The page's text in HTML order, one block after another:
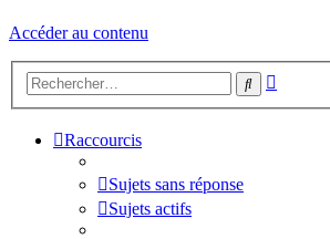
Accéder au contenu
Rechercher
Raccourcis
Sujets sans réponse
Sujets actifs